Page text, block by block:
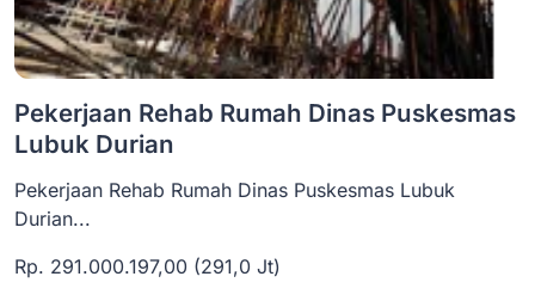
Pekerjaan Rehab Rumah Dinas Puskesmas
Lubuk Durian
Pekerjaan Rehab Rumah Dinas Puskesmas Lubuk
Durian...
Rp. 291.000.197,00 (291,0 Jt)